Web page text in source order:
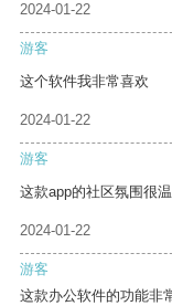
2024-01-22
游客
这个软件我非常喜欢
2024-01-22
游客
这款app的社区氛围很
2024-01-22
游客
这款办公软件的功能非